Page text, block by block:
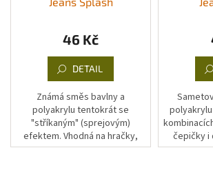
46 Kč
DETAIL
Známá směs bavlny a
polyakrylu tentokrát se
"stříkaným" (sprejovým)
efektem. Vhodná na hračky,
čepičky i deky a oděvy pro
čepičky i